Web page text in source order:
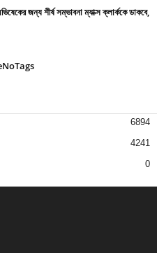
জন্য শীর্ষ সম্ভাবনা ম্যাক্স ক্লার্ককে ডাকবে,
6894
4241
0